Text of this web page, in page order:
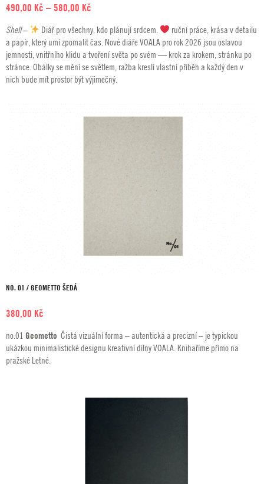
490,00 Kč –580,00 Kč
490,00 Kč
až
580,00 Kč
Shell– Diář pro všechny, kdo plánují srdcem.
ruční práce, krása v detailu
a papír, který umí zpomalit čas. Nové diáře VOALA pro rok 2026 jsou oslavou
jemnosti, vnitřního klidu a tvoření světa po svém — krok za krokem, stránku po
stránce. Obálky se mění se světlem, ražba kreslí vlastní příběh a každý den v
nich bude mít prostor být výjimečný.
NO. 01 / GEOMETTO ŠEDÁ
380,00 Kč
no.01 Geometto Čistá vizuální forma – autentická a precizní – je typickou
ukázkou minimalistické designu kreativní dílny VOALA. Knihaříme přímo na
pražské Letné.